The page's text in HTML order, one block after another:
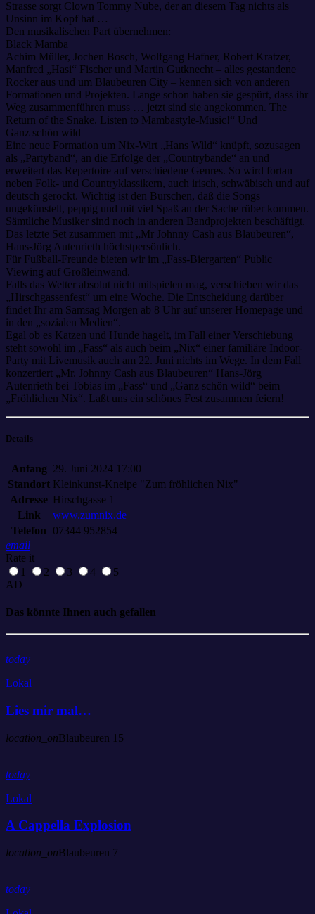
Strasse sorgt Clown Tommy Nube, der an diesem Tag nichts als
Unsinn im Kopf hat …
Den musikalischen Part übernehmen:
Black Mamba
Achim Müller, Jochen Bosch, Wolfgang Hafner, Robert Kratzer,
Manfred „Hasi“ Fischer und Martin Gutknecht – alles gestandene
Rocker aus und um Blaubeuren City – kennen sich von anderen
Formationen und Projekten. Lange schon haben sie gespürt, dass ihr
Weg zusammenführen muss … jetzt sind sie angekommen. The
Return of the Snake. Listen to Mambastyle-Music!“ Und
Ganz schön wild
Eine neue Formation um Nix-Wirt „Hans Wild“ knüpft, sozusagen
als „Partyband“, an die Erfolge der „Countrybande“ an und
erweitert das Repertoire auf verschiedene Genres. So wird fortan
neben Folk- und Countryklassikern, auch irisch, schwäbisch und auf
deutsch gerockt. Wichtig ist den Burschen, daß die Songs
ungekünstelt, peppig und mit viel Spaß an der Sache rüber kommen.
Sämtliche Musiker sind noch in anderen Bandprojekten beschäftigt.
Das letzte Set zusammen mit „Mr Johnny Cash aus Blaubeuren“,
Hans-Jörg Autenrieth höchstpersönlich.
Für Fußball-Freunde bieten wir im „Fass-Biergarten“ Public
Viewing auf Großleinwand.
Falls das Wetter absolut nicht mitspielen mag, verschieben wir das
„Hirschgassenfest“ um eine Woche. Die Entscheidung darüber
findet Ihr am Samsag Morgen ab 8 Uhr auf unserer Homepage und
in den „sozialen Medien“.
Egal ob es Katzen und Hunde hagelt, im Fall einer Verschiebung
steht sowohl im „Fass“ als auch beim „Nix“ einer familiäre Indoor-
Party mit Livemusik auch am 22. Juni nichts im Wege. In dem Fall
konzertiert „Mr. Johnny Cash aus Blaubeuren“ Hans-Jörg
Autenrieth bei Tobias im „Fass“ und „Ganz schön wild“ beim
„Fröhlichen Nix“. Laßt uns ein schönes Fest zusammen feiern!
Details
Anfang 29. Juni 2024 17:00
Standort Kleinkunst-Kneipe "Zum fröhlichen Nix"
Adresse Hirschgasse 1
Link
www.zumnix.de
Telefon
07344 952854
email
Rate it
1
2 3 4
5
AD
Das könnte Ihnen auch gefallen
today
Lokal
Lies mir mal…
location_onBlaubeuren 15
today
Lokal
A Cappella Explosion
location_onBlaubeuren 7
today